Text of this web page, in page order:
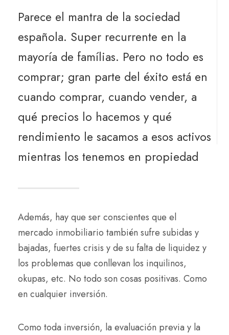
Parece el mantra de la sociedad
española. Super recurrente en la
mayoría de famílias. Pero no todo es
comprar; gran parte del éxito está en
cuando comprar, cuando vender, a
qué precios lo hacemos y qué
rendimiento le sacamos a esos activos
mientras los tenemos en propiedad
Además, hay que ser conscientes que el
mercado inmobiliario también sufre subidas y
bajadas, fuertes crisis y de su falta de liquidez y
los problemas que conllevan los inquilinos,
okupas, etc. No todo son cosas positivas. Como
en cualquier inversión.
Como toda inversión, la evaluación previa y la